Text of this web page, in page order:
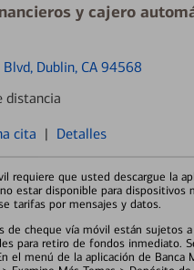
y cajero
Blvd, Dublin, CA 94568
distancia
cita | Detalles
requiere que usted descargue la
estar disponible para dispositivos
tarifas por mensajes y datos.
de cheque vía móvil están sujetos
para retiro de fondos inmediato.
el menú de la aplicación de Banca